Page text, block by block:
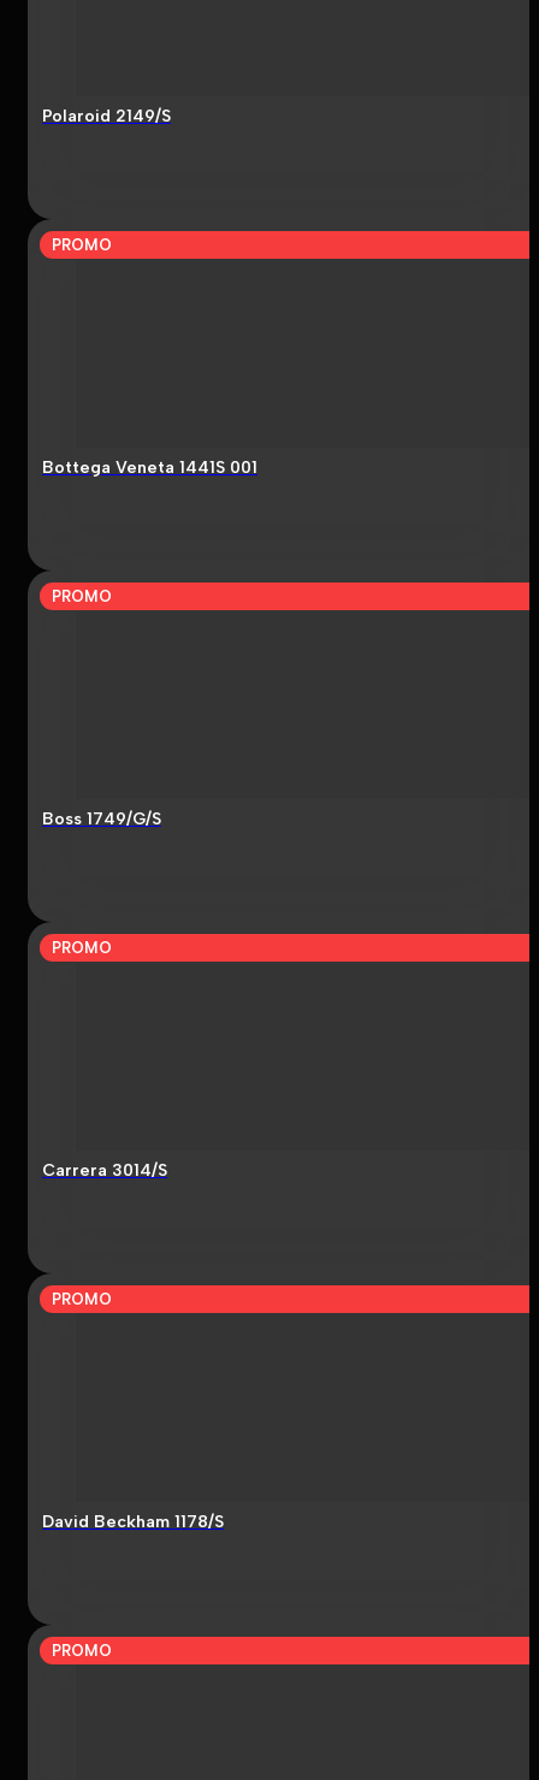
Polaroid 2149/S
PROMO
Bottega Veneta 1441S 001
PROMO
Boss 1749/G/S
PROMO
Carrera 3014/S
PROMO
David Beckham 1178/S
PROMO